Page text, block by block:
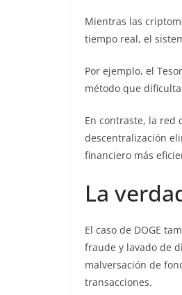
Mientras las
tiempo real, el
Por ejemplo, el
método que
En contraste, la red
descentralización
financiero más
La
El caso de DOGE
fraude y lavado de
malversación de
transacciones.